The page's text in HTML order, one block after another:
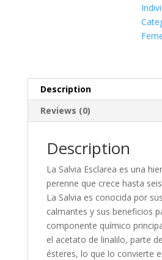
Description
Reviews (0)
Description
La Salvia Esclarea es una
perenne que crece hasta
La Salvia es conocida por
calmantes y sus beneficios
componente químico
el acetato de linalilo, parte
ésteres, lo que lo convierte